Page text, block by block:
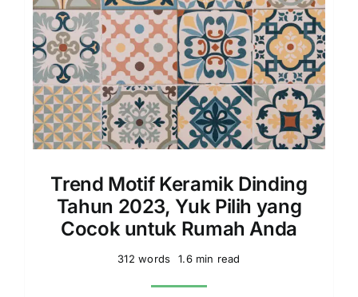
Trend Motif Keramik Dinding
Tahun 2023, Yuk Pilih yang
Cocok untuk Rumah Anda
312 words 1.6 min read